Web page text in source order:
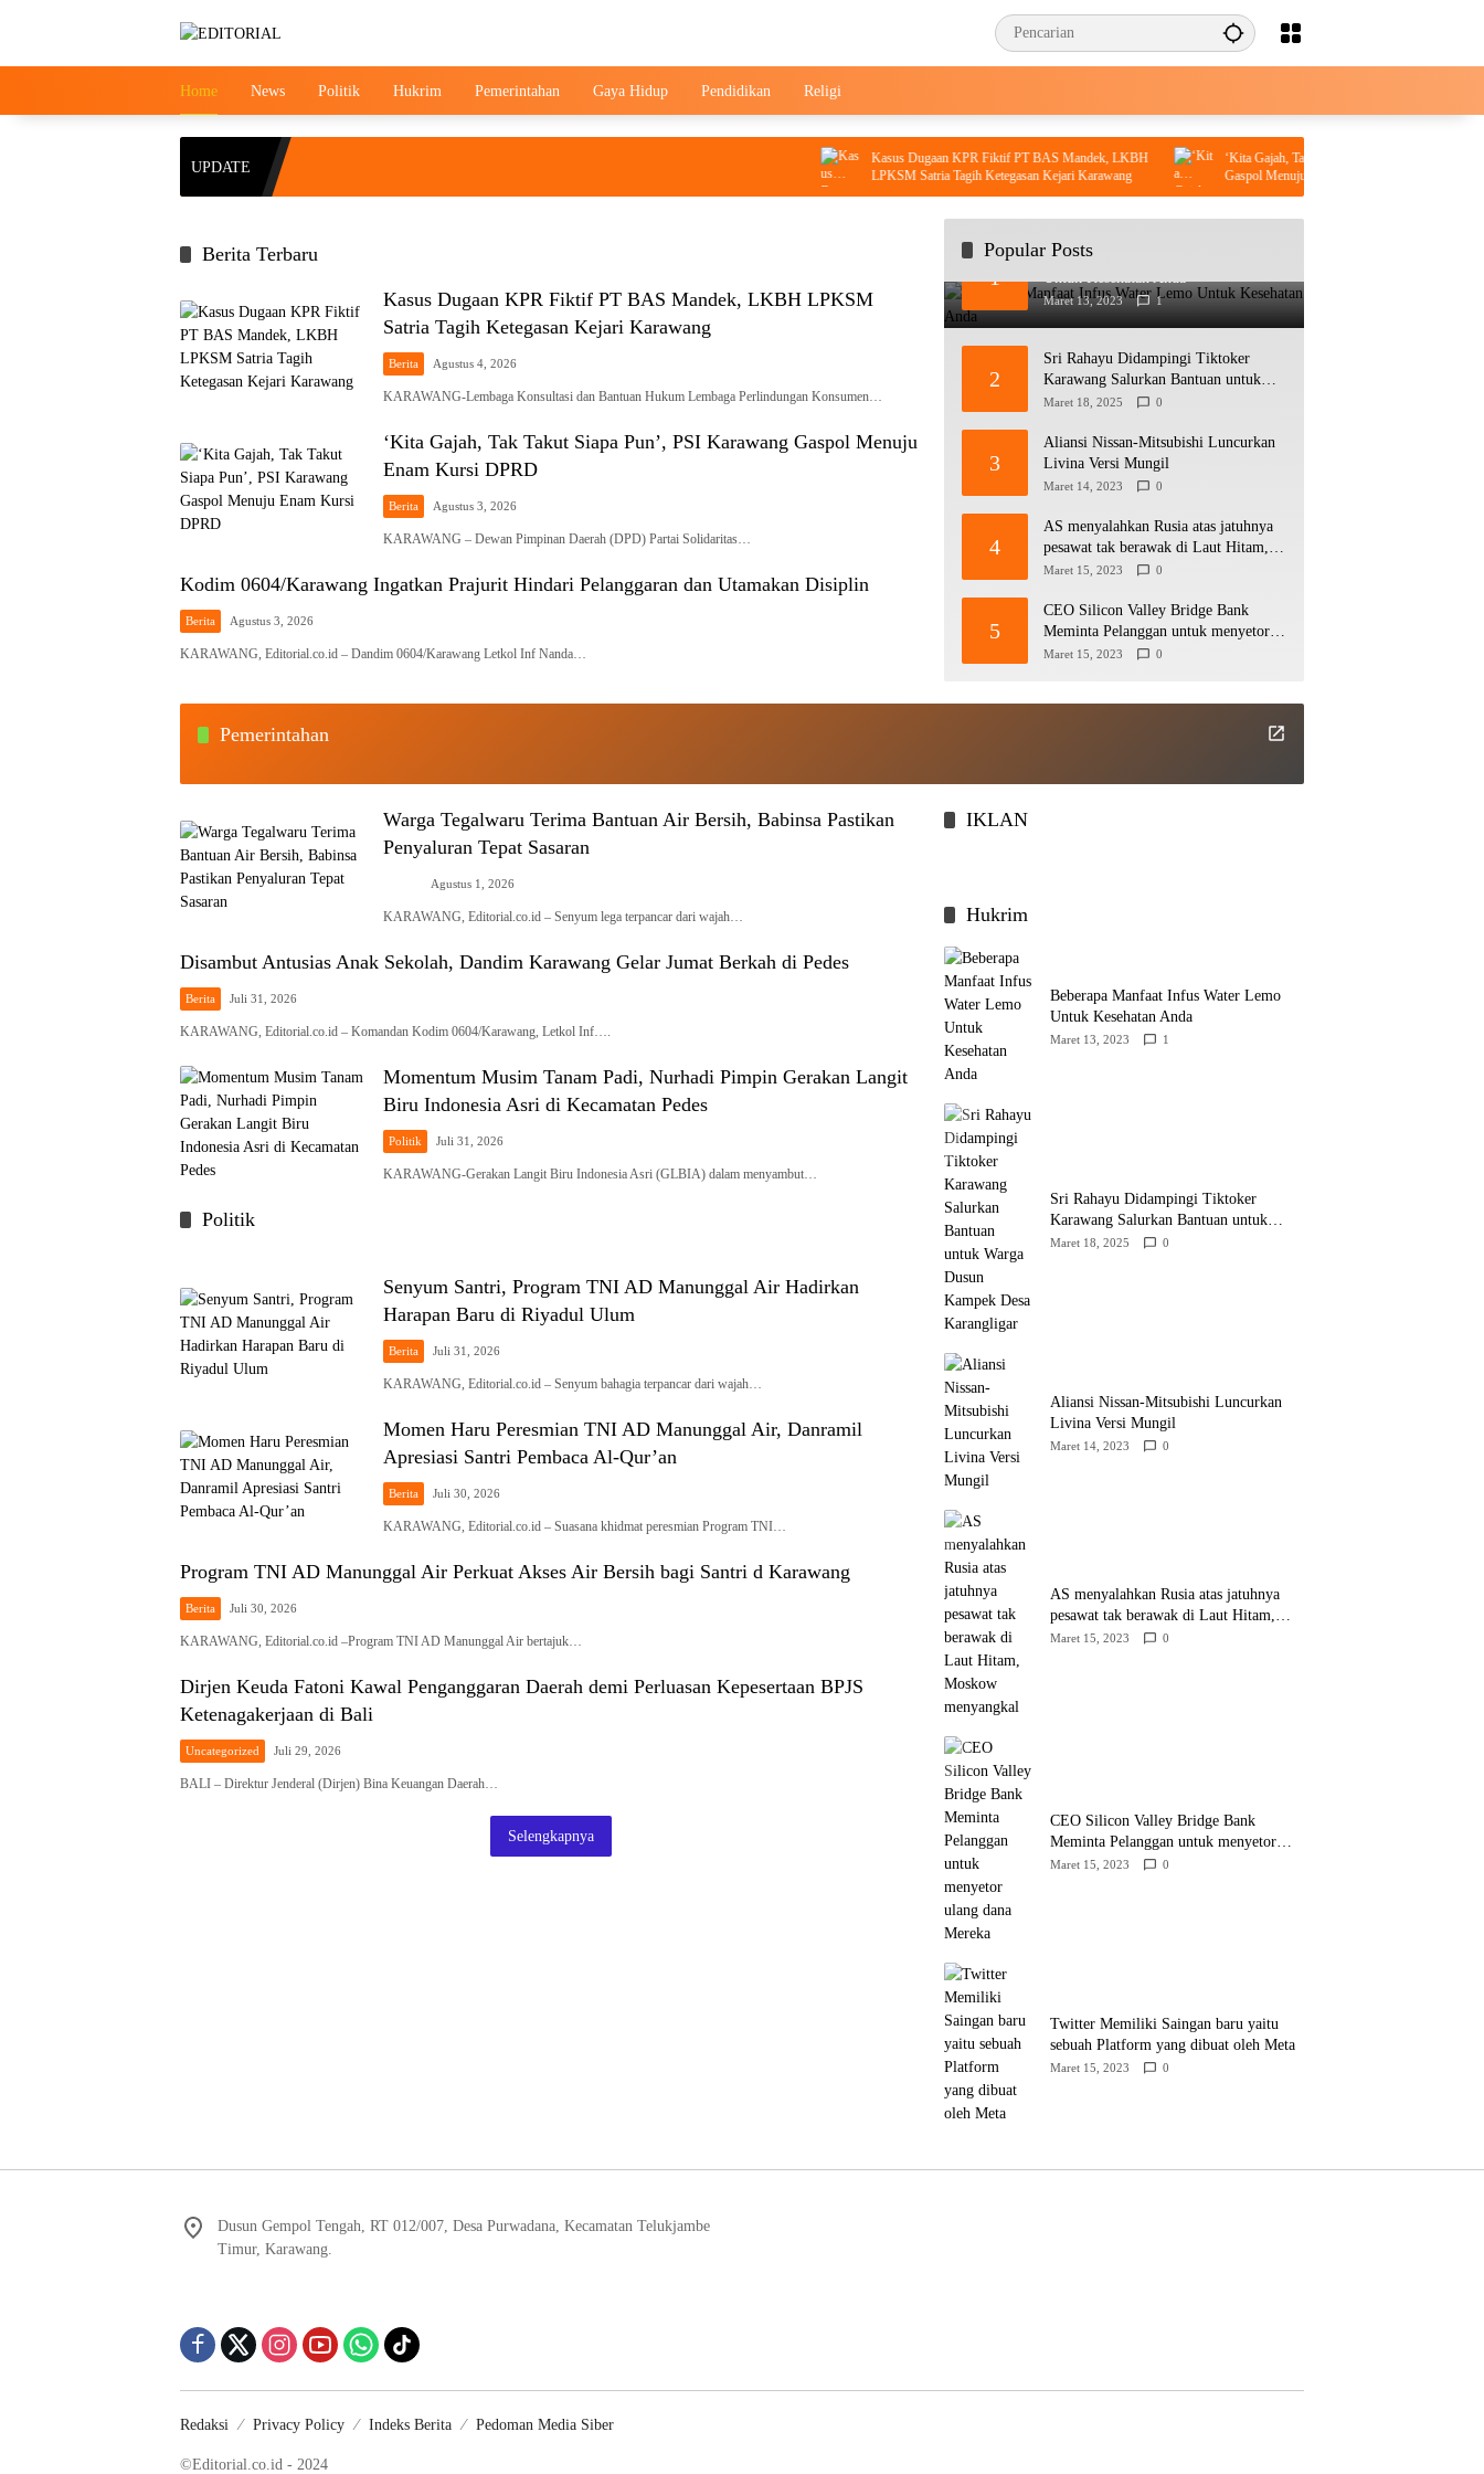
Home News Politik Hukrim Pemerintahan Gaya Hidup Pendidikan Religi
UPDATE
Kasus Dugaan KPR Fiktif PT BAS Mandek, LKBH
LPKSM Satria Tagih Ketegasan Kejari Karawang
‘Kita Gajah, Tak Takut Siapa Pun’, PSI Karawang
Gaspol Menuju Enam Kursi DPRD
Berita Terbaru
Kasus Dugaan KPR Fiktif PT BAS Mandek, LKBH LPKSM
Satria Tagih Ketegasan Kejari Karawang
Berita Agustus 4, 2026
KARAWANG-Lembaga Konsultasi dan Bantuan Hukum Lembaga Perlindungan Konsumen…
‘Kita Gajah, Tak Takut Siapa Pun’, PSI Karawang Gaspol Menuju
Enam Kursi DPRD
Berita Agustus 3, 2026
KARAWANG – Dewan Pimpinan Daerah (DPD) Partai Solidaritas…
Kodim 0604/Karawang Ingatkan Prajurit Hindari Pelanggaran dan Utamakan Disiplin
Berita Agustus 3, 2026
KARAWANG, Editorial.co.id – Dandim 0604/Karawang Letkol Inf Nanda…
Popular Posts
1
Beberapa Manfaat Infus Water Lemo
Untuk Kesehatan Anda
Maret 13, 2023 1
2
Sri Rahayu Didampingi Tiktoker
Karawang Salurkan Bantuan untuk
Warga Dusun Kampek Desa
Maret 18, 2025 0
3
Aliansi Nissan-Mitsubishi Luncurkan
Livina Versi Mungil
Maret 14, 2023 0
4
AS menyalahkan Rusia atas jatuhnya
pesawat tak berawak di Laut Hitam,
Moskow menyangkal
Maret 15, 2023 0
5
CEO Silicon Valley Bridge Bank
Meminta Pelanggan untuk menyetor
ulang dana Mereka
Maret 15, 2023 0
Pemerintahan
Warga Tegalwaru Terima Bantuan Air Bersih, Babinsa Pastikan
Penyaluran Tepat Sasaran
Agustus 1, 2026
KARAWANG, Editorial.co.id – Senyum lega terpancar dari wajah…
Disambut Antusias Anak Sekolah, Dandim Karawang Gelar Jumat Berkah di Pedes
Berita Juli 31, 2026
KARAWANG, Editorial.co.id – Komandan Kodim 0604/Karawang, Letkol Inf….
Momentum Musim Tanam Padi, Nurhadi Pimpin Gerakan Langit
Biru Indonesia Asri di Kecamatan Pedes
Politik Juli 31, 2026
KARAWANG-Gerakan Langit Biru Indonesia Asri (GLBIA) dalam menyambut…
Politik
Senyum Santri, Program TNI AD Manunggal Air Hadirkan
Harapan Baru di Riyadul Ulum
Berita Juli 31, 2026
KARAWANG, Editorial.co.id – Senyum bahagia terpancar dari wajah…
Momen Haru Peresmian TNI AD Manunggal Air, Danramil
Apresiasi Santri Pembaca Al-Qur’an
Berita Juli 30, 2026
KARAWANG, Editorial.co.id – Suasana khidmat peresmian Program TNI…
Program TNI AD Manunggal Air Perkuat Akses Air Bersih bagi Santri d Karawang
Berita Juli 30, 2026
KARAWANG, Editorial.co.id –Program TNI AD Manunggal Air bertajuk…
Dirjen Keuda Fatoni Kawal Penganggaran Daerah demi Perluasan Kepesertaan BPJS
Ketenagakerjaan di Bali
Uncategorized Juli 29, 2026
BALI – Direktur Jenderal (Dirjen) Bina Keuangan Daerah…
Selengkapnya
IKLAN
Hukrim
Beberapa Manfaat Infus Water Lemo
Untuk Kesehatan Anda
Maret 13, 2023 1
Sri Rahayu Didampingi Tiktoker
Karawang Salurkan Bantuan untuk
Warga Dusun Kampek Desa Karangligar
Maret 18, 2025 0
Aliansi Nissan-Mitsubishi Luncurkan
Livina Versi Mungil
Maret 14, 2023 0
AS menyalahkan Rusia atas jatuhnya
pesawat tak berawak di Laut Hitam,
Moskow menyangkal
Maret 15, 2023 0
CEO Silicon Valley Bridge Bank
Meminta Pelanggan untuk menyetor
ulang dana Mereka
Maret 15, 2023 0
Twitter Memiliki Saingan baru yaitu
sebuah Platform yang dibuat oleh Meta
Maret 15, 2023 0
Dusun Gempol Tengah, RT 012/007, Desa Purwadana, Kecamatan Telukjambe
Timur, Karawang.
Redaksi Privacy Policy Indeks Berita Pedoman Media Siber
©Editorial.co.id - 2024